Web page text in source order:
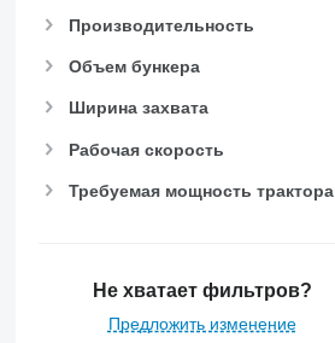
Производительность
Объем бункера
Ширина захвата
Рабочая скорость
Требуемая мощность трактора
Не хватает фильтров?
Предложить изменение